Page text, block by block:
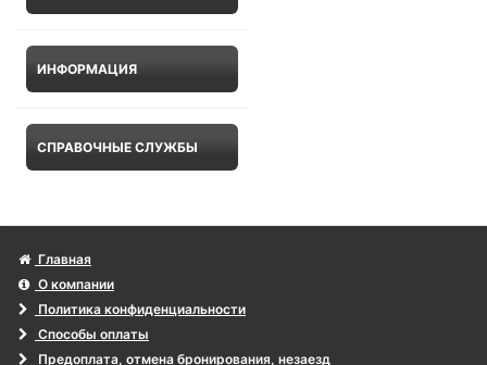
ИНФОРМАЦИЯ
СПРАВОЧНЫЕ СЛУЖБЫ
Главная
О компании
Политика конфиденциальности
Способы оплаты
Предоплата, отмена бронирования, незаезд